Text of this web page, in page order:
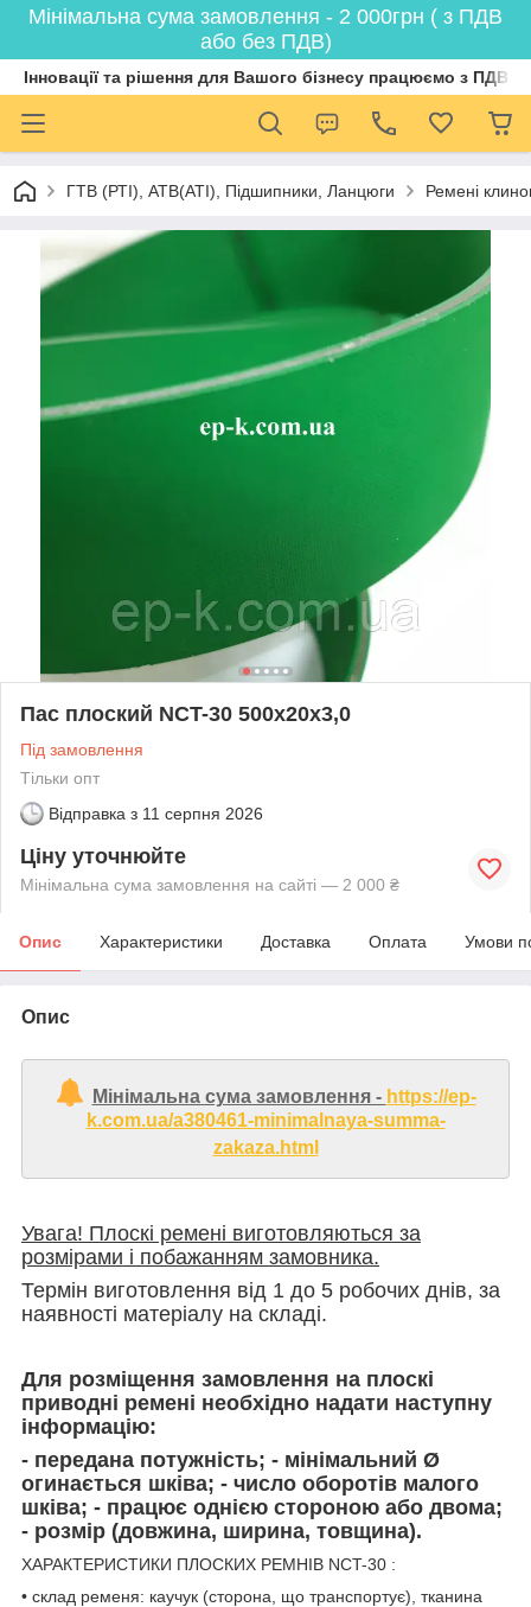
Мінімальна сума замовлення - 2 000грн ( з ПДВ
або без ПДВ)
Інновації та рішення для Вашого бізнесу працюємо з ПДВ
ГТВ (РТI), АТВ(АТI), Пiдшипники, Ланцюги Ремені
Пас плоский NCT-30 500х20х3,0
Під замовлення
Тільки опт
Відправка з 11 серпня 2026
Ціну уточнюйте
Мінімальна сума замовлення на сайті — 2 000 ₴
Опис Характеристики Доставка Оплата Умови
Опис
Мінімальна сума замовлення - https://ep-
k.com.ua/a380461-minimalnaya-summa-
zakaza.html
Увага! Плоскі ремені виготовляються за
розмірами і побажанням замовника.
Термін виготовлення від 1 до 5 робочих днів, за
наявності матеріалу на складі.
Для розміщення замовлення на плоскі
приводні ремені необхідно надати наступну
інформацію:
- передана потужність; - мінімальний Ø
огинається шківа; - число оборотів малого
шківа; - працює однією стороною або двома;
- розмір (довжина, ширина, товщина).
ХАРАКТЕРИСТИКИ ПЛОСКИХ РЕМНІВ NCT-30 :
• склад ременя: каучук (сторона, що транспортує), тканина